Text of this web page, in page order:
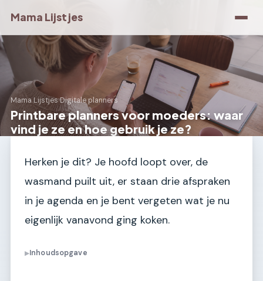
Mama Lijstjes
Mama Lijstjes›Digitale planners
Printbare planners voor moeders: waar
vind je ze en hoe gebruik je ze?
Herken je dit? Je hoofd loopt over, de
wasmand puilt uit, er staan drie afspraken
in je agenda en je bent vergeten wat je nu
eigenlijk vanavond ging koken.
▶Inhoudsopgave